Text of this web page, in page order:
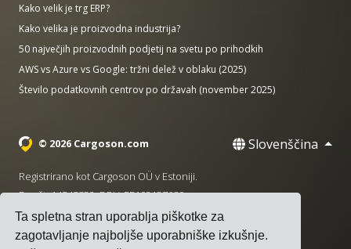
Ta spletna stran uporablja piškotke za
zagotavljanje najboljše uporabniške izkušnje.
Kako velik je trg ERP?
Kako velika je proizvodna industrija?
50 največjih proizvodnih podjetij na svetu po prihodkih
AWS vs Azure vs Google: tržni delež v oblaku (2025)
Število podatkovnih centrov po državah (november 2025)
© 2026 Cargoson.com Slovenščina
Registrirano kot Cargoson OÜ v Estoniji.
Reg št: 14545832. DDV: EE102137680.
Sedež: Pärnu mnt. 141, 11314 Talin, Estonija
+372 5555 0028
· hello@cargoson.com